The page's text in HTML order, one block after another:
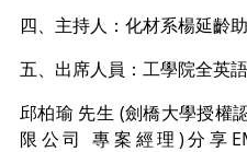
四、主持人：化材系楊延齡
五、出席人員：工學院全英
邱柏瑜 先生 (劍橋大學授權
限公司 專案經理)分享